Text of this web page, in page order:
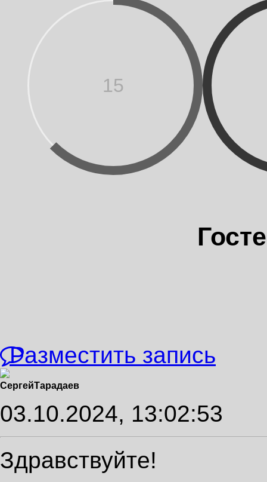
15
Разместить запись
СергейТарадаев
03.10.2024, 13:02:53
Здравствуйте!